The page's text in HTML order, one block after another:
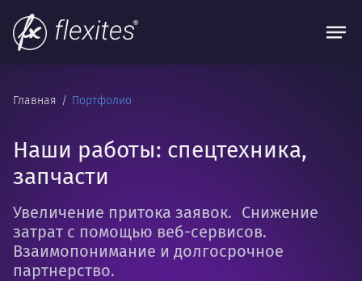
Главная Портфолио
Наши работы: спецтехника,
запчасти
Увеличение притока заявок. Снижение
затрат с помощью веб-сервисов.
Взаимопонимание и долгосрочное
партнерство.